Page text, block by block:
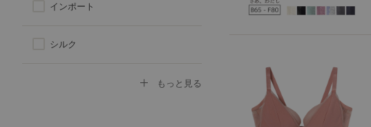
インポート
シルク
もっと見る